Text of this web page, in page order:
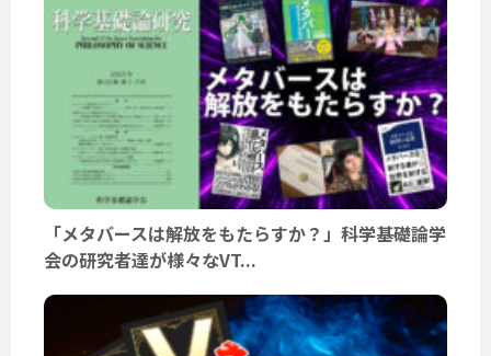
「メタバースは解放をもたらすか？」科学基礎論学
会の研究者達が様々なVT...